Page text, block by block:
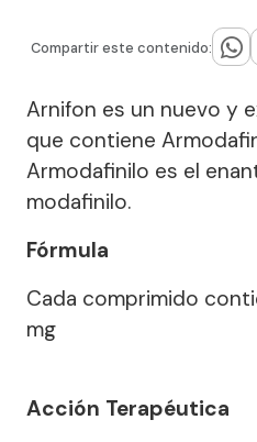
Compartir este contenido:
Arnifon es un nuevo y
que contiene
Armodafinilo es el
modafinilo.
Fórmula
Cada comprimido
mg
Acción Terapéutica